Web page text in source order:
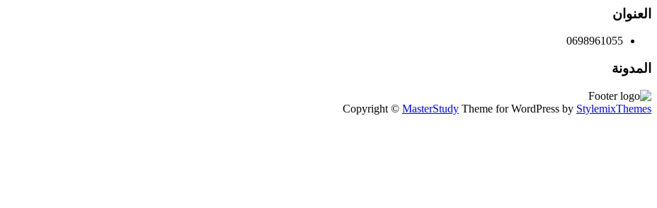
العنوان
0698961055
المدونة
Copyright © MasterStudy Theme for WordPress by StylemixThemes